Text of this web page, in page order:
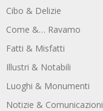
Cibo & Delizie
Come &… Ravamo
Fatti & Misfatti
Illustri & Notabili
Luoghi & Monumenti
Notizie & Comunicazioni